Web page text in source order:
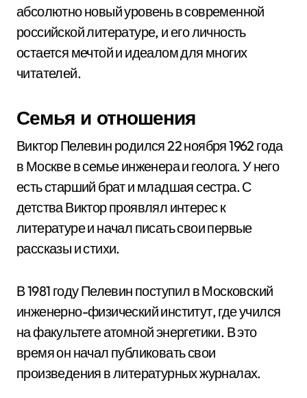
абсолютно новый уровень в современной
российской литературе, и его личность
остается мечтой и идеалом для многих
читателей.
Семья и отношения
Виктор Пелевин родился 22 ноября 1962 года
в Москве в семье инженера и геолога. У него
есть старший брат и младшая сестра. С
детства Виктор проявлял интерес к
литературе и начал писать свои первые
рассказы и стихи.
В 1981 году Пелевин поступил в Московский
инженерно-физический институт, где учился
на факультете атомной энергетики. В это
время он начал публиковать свои
произведения в литературных журналах.